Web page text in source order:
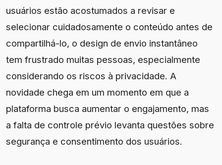
usuários estão acostumados a revisar e
selecionar cuidadosamente o conteúdo antes de
compartilhá-lo, o design de envio instantâneo
tem frustrado muitas pessoas, especialmente
considerando os riscos à privacidade. A
novidade chega em um momento em que a
plataforma busca aumentar o engajamento, mas
a falta de controle prévio levanta questões sobre
segurança e consentimento dos usuários.